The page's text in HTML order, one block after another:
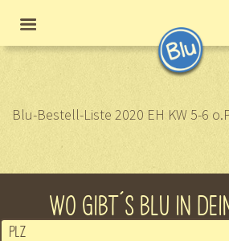
Blu-Bestell-Liste 2020 EH KW 5-6
WO GIBT´S BLU IN